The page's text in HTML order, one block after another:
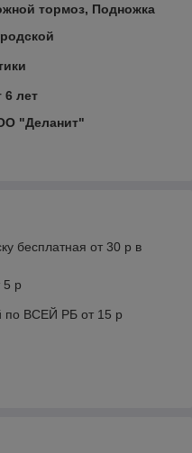
тормоз, Подножка
6 лет
"Деланит"
бесплатная от 30 р в
5 р
по ВСЕЙ РБ от 15 р